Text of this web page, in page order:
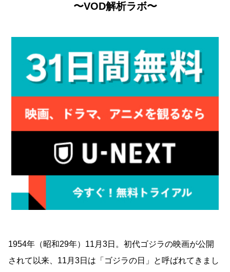
〜VOD解析ラボ〜
1954年（昭和29年）11月3日。初代ゴジラの映画が公開
されて以来、11月3日は「ゴジラの日」と呼ばれてきまし